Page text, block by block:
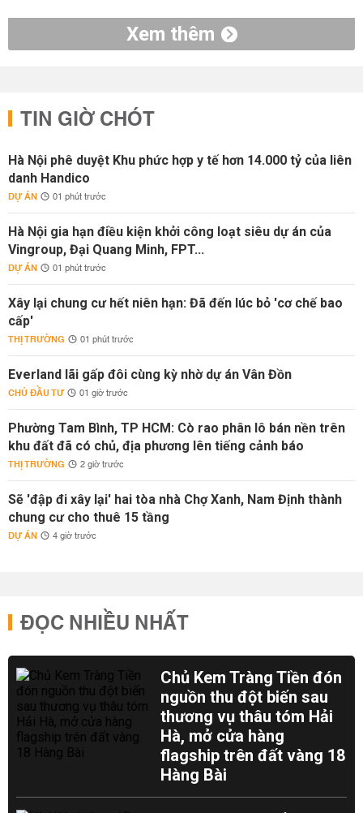
Xem thêm
TIN GIỜ CHÓT
Hà Nội phê duyệt Khu phức hợp y tế hơn 14.000 tỷ của liên
danh Handico
DỰ ÁN 01 phút trước
Hà Nội gia hạn điều kiện khởi công loạt siêu dự án của
Vingroup, Đại Quang Minh, FPT...
DỰ ÁN 01 phút trước
Xây lại chung cư hết niên hạn: Đã đến lúc bỏ 'cơ chế bao
cấp'
THỊ TRƯỜNG 01 phút trước
Everland lãi gấp đôi cùng kỳ nhờ dự án Vân Đồn
CHỦ ĐẦU TƯ 01 giờ trước
Phường Tam Bình, TP HCM: Cò rao phân lô bán nền trên
khu đất đã có chủ, địa phương lên tiếng cảnh báo
THỊ TRƯỜNG 2 giờ trước
Sẽ 'đập đi xây lại' hai tòa nhà Chợ Xanh, Nam Định thành
chung cư cho thuê 15 tầng
DỰ ÁN 4 giờ trước
ĐỌC NHIỀU NHẤT
Chủ Kem Tràng Tiền đón
nguồn thu đột biến sau
thương vụ thâu tóm Hải
Hà, mở cửa hàng
flagship trên đất vàng 18
Hàng Bài